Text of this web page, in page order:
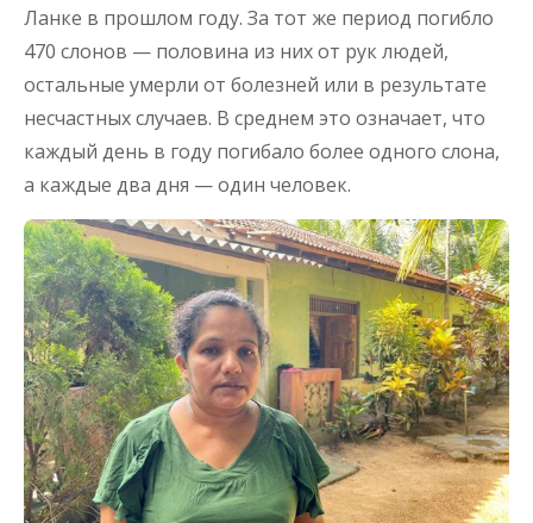
Ланке в прошлом году. За тот же период погибло
470 слонов — половина из них от рук людей,
остальные умерли от болезней или в результате
несчастных случаев. В среднем это означает, что
каждый день в году погибало более одного слона,
а каждые два дня — один человек.